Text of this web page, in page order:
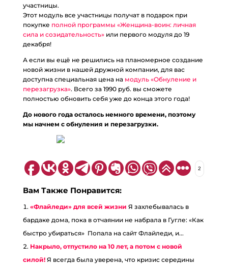
участницы.
Этот модуль все участницы получат в подарок при
покупке полной программы «Женщина-воин: личная
сила и созидательность»или первого модуля до 19
декабря!
А если вы ещё не решились на планомерное создание
новой жизни в нашей дружной компании, для вас
доступна специальная цена на модуль «Обнуление и
перезагрузка». Всего за 1990 руб. вы сможете
полностью обновить себя уже до конца этого года!
До нового года осталось немного времени, поэтому
мы начнем с обнуления и перезагрузки.
2
Вам Также Понравится:
«Флайледи» для всей жизни Я захлебывалась в
бардаке дома, пока в отчаянии не набрала в Гугле: «Как
быстро убираться» Попала на сайт Флайледи, и...
Накрыло, отпустило на 10 лет, а потом с новой
силой! Я всегда была уверена, что кризис середины